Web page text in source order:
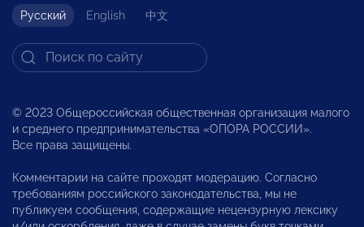
Русский English 中文
© 2023 Общероссийская общественная организация малого
и среднего предпринимательства «ОПОРА РОССИИ».
Все права защищены.
Комментарии на сайте проходят модерацию. Согласно
требованиям российского законодательства, мы не
публикуем сообщения, содержащие нецензурную лексику